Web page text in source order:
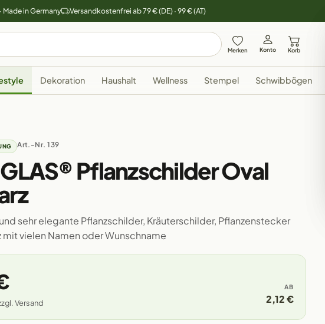
Made in Germany Versandkostenfrei ab 79 € (DE) · 99 € (AT)
Merken Konto Korb
Dekoration Haushalt Wellness Stempel Schwibbögen
Art.-Nr. 139
Pflanzschilder Oval
sehr elegante Pflanzschilder, Kräuterschilder, Pflanzenstecker
mit vielen Namen oder Wunschname
Versand
AB
2,12 €